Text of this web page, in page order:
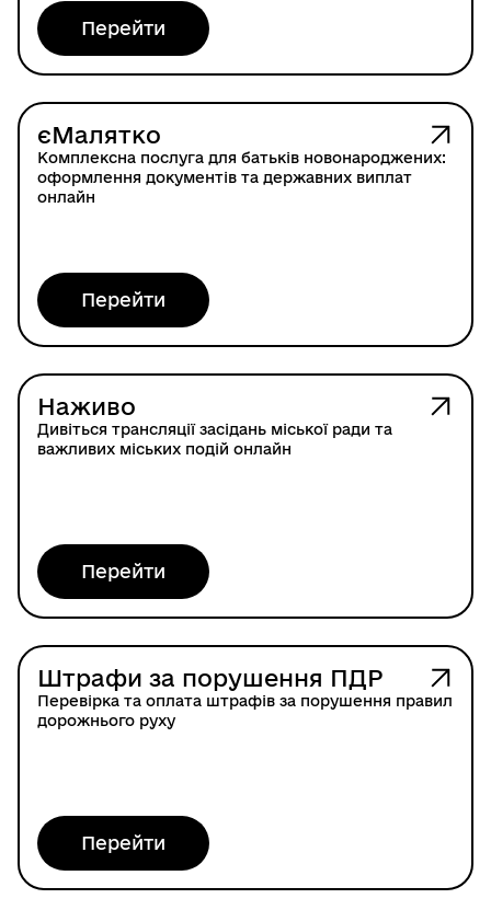
Перейти
єМалятко
Комплексна послуга для батьків новонароджених:
оформлення документів та державних виплат
онлайн
Перейти
Наживо
Дивіться трансляції засідань міської ради та
важливих міських подій онлайн
Перейти
Штрафи за порушення ПДР
Перевірка та оплата штрафів за порушення правил
дорожнього руху
Перейти